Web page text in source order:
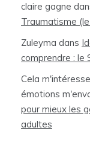
claire gagne
Traumatisme (le
Zuleyma dans
comprendre : le
Cela
émotions
pour mieux les
adultes